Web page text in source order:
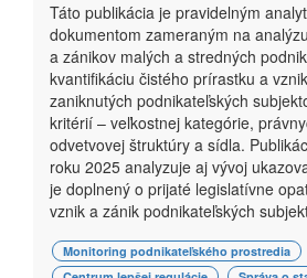
Táto publikácia je pravidelným
dokumentom zameraným na
a zánikov malých a stredných
kvantifikáciu čistého prírastku a
zaniknutých podnikateľských
kritérií – veľkostnej kategórie,
odvetvovej štruktúry a sídla.
roku 2025 analyzuje aj vývoj
je doplnený o prijaté legislatívne
vznik a zánik podnikateľských
Monitoring podnikateľského prostredia